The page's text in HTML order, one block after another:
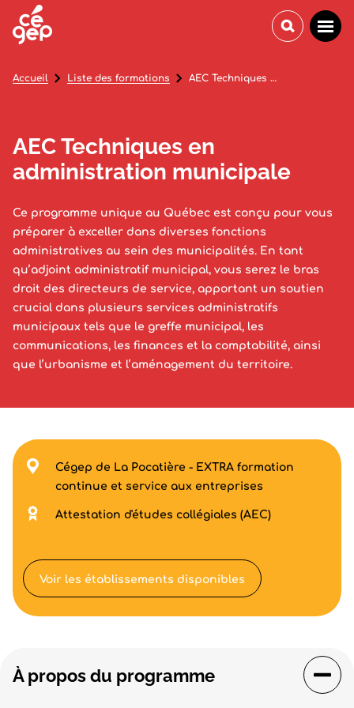
AEC Techniques en
administration municipale
Ce programme unique au Québec est conçu pour vous
préparer à exceller dans diverses fonctions
administratives au sein des municipalités. En tant
qu’adjoint administratif municipal, vous serez le bras
droit des directeurs de service, apportant un soutien
crucial dans plusieurs services administratifs
municipaux tels que le greffe municipal, les
communications, les finances et la comptabilité, ainsi
que l’urbanisme et l’aménagement du territoire.
Accueil Liste des formations AEC Techniques en administration municipale
À propos du programme
Cégep de La Pocatière - EXTRA formation
continue et service aux entreprises
Attestation d'études collégiales (AEC)
Voir les établissements disponibles